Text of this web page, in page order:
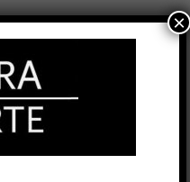
fue, en 1982, el
Nada, producido
para testear
grabaría
×